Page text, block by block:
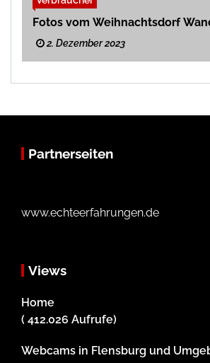
Fotos vom Weihnachtsdorf
2. Dezember 2023
Partnerseiten
www.echteerfahrungen.de
Views
Home
( 412.026 Aufrufe)
Webcams in Flensburg und